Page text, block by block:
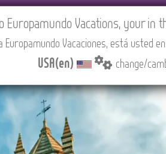
ABOUT US CONTACT
Europamundo Vacations, your in
Europamundo Vacaciones, está usted
USA(en) change/